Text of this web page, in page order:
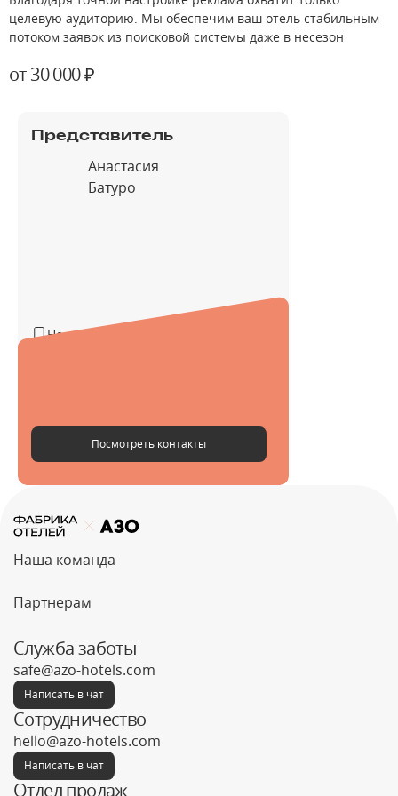
целевую аудиторию. Мы обеспечим ваш отель стабильным
потоком заявок из поисковой системы даже в несезон
от 30 000 ₽
Представитель
Анастасия
Батуро
Не указан
Посмотреть контакты
Наша команда
Партнерам
Служба заботы
safe@azo-hotels.com
Написать в чат
Сотрудничество
hello@azo-hotels.com
Написать в чат
Отдел продаж